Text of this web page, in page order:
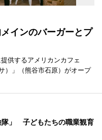
インのバーガーとプ
供するアメリカンカフェ
）」（熊谷市石原）がオープ
隊」 子どもたちの職業観育